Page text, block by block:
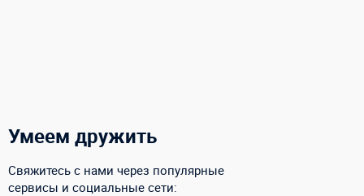
Умеем дружить
Свяжитесь с нами через популярные
сервисы и социальные сети: